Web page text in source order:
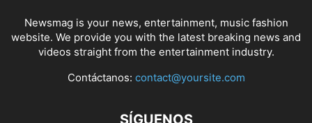
Newsmag is your news, entertainment, music fashion
website. We provide you with the latest breaking news and
videos straight from the entertainment industry.
Contáctanos: contact@yoursite.com